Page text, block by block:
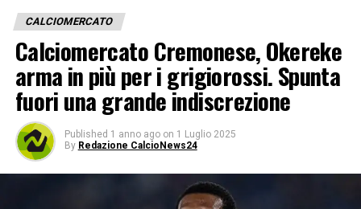
CALCIOMERCATO
Calciomercato Cremonese, Okereke
arma in più per i grigiorossi. Spunta
fuori una grande indiscrezione
Published 1 anno ago on 1 Luglio 2025
By Redazione CalcioNews24